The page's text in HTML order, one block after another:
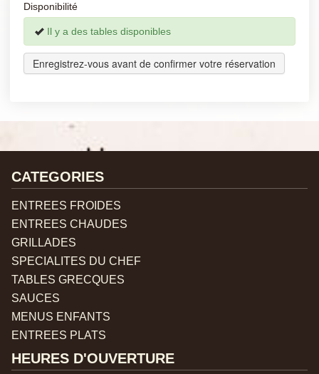
Disponibilité
Il y a des tables disponibles
Enregistrez-vous avant de confirmer votre réservation
CATEGORIES
ENTREES FROIDES
ENTREES CHAUDES
GRILLADES
SPECIALITES DU CHEF
TABLES GRECQUES
SAUCES
MENUS ENFANTS
ENTREES PLATS
HEURES D'OUVERTURE